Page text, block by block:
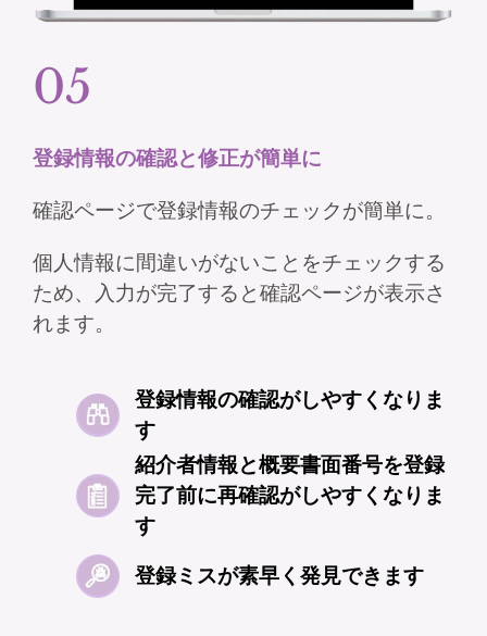
05
登録情報の確認と修正が簡単に​​​
確認ページで登録情報のチェックが簡単に。​
個人情報に間違いがないことをチェックする
ため、​入力が完了すると確認ページが表示さ
れます。​
登録情報の確認がしやすくなりま
す​
紹介者情報と概要書面番号を登録
完了前に再確認がしやすくなりま
す​​​
登録ミスが素早く発見できます ​​​